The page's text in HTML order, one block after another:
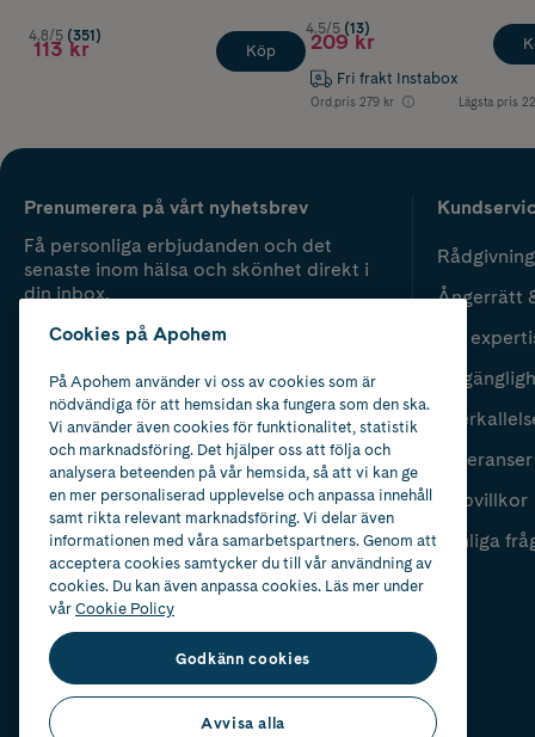
4.8/5 (351)
113 kr Köp
4.5/5 (13)
209 kr
Fri frakt Instabox
Ord.pris 279 kr Lägsta pris
Prenumerera på vårt nyhetsbrev
Få personliga erbjudanden och det
senaste inom hälsa och skönhet direkt i
din inbox.
Ångerrätt
Vår
Leveranser
Köpvillkor
Vanliga
Cookies på Apohem
På Apohem använder vi oss av cookies som är
nödvändiga för att hemsidan ska fungera som den ska.
Vi använder även cookies för funktionalitet, statistik
och marknadsföring. Det hjälper oss att följa och
analysera beteenden på vår hemsida, så att vi kan ge
en mer personaliserad upplevelse och anpassa innehåll
samt rikta relevant marknadsföring. Vi delar även
informationen med våra samarbetspartners. Genom att
acceptera cookies samtycker du till vår användning av
cookies. Du kan även anpassa cookies. Läs mer under
vårCookie Policy
Godkänn cookies
Avvisa alla